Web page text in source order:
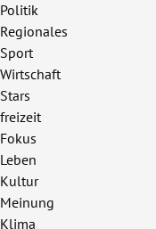
Politik
Regionales
Sport
Wirtschaft
Stars
freizeit
Fokus
Leben
Kultur
Meinung
Klima